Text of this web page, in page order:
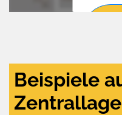
Beispiele